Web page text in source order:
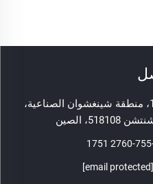
Add: الطابق 3ف، المبنى رقم 1، منطقة شينغشوان الصناعية،
الصين
[email protected]